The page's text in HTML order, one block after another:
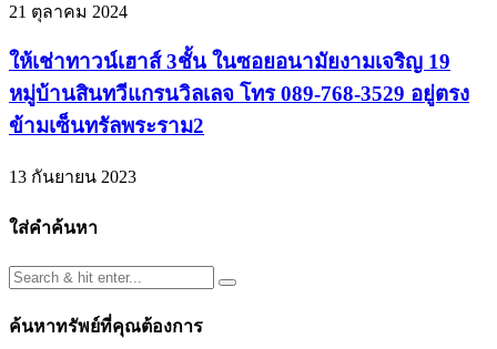
21 ตุลาคม 2024
ให้เช่าทาวน์เฮาส์ 3ชั้น ในซอยอนามัยงามเจริญ 19
หมู่บ้านสินทวีแกรนวิลเลจ โทร 089-768-3529 อยู่ตรง
ข้ามเซ็นทรัลพระราม2
13 กันยายน 2023
ใส่คำค้นหา
ค้นหาทรัพย์ที่คุณต้องการ